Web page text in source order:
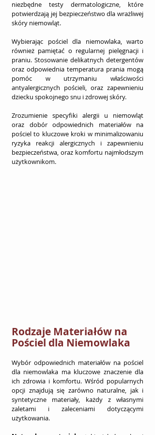
niezbędne testy dermatologiczne, które
potwierdzają jej bezpieczeństwo dla wrażliwej
skóry niemowląt.
Wybierając pościel dla niemowlaka, warto
również pamiętać o regularnej pielęgnacji i
praniu. Stosowanie delikatnych detergentów
oraz odpowiednia temperatura prania mogą
pomóc w utrzymaniu właściwości
antyalergicznych pościeli, oraz zapewnieniu
dziecku spokojnego snu i zdrowej skóry.
Zrozumienie specyfiki alergii u niemowląt
oraz dobór odpowiednich materiałów na
pościel to kluczowe kroki w minimalizowaniu
ryzyka reakcji alergicznych i zapewnieniu
bezpieczeństwa, oraz komfortu najmłodszym
użytkownikom.
Rodzaje Materiałów na
Pościel dla Niemowlaka
Wybór odpowiednich materiałów na pościel
dla niemowlaka ma kluczowe znaczenie dla
ich zdrowia i komfortu. Wśród popularnych
opcji znajdują się zarówno naturalne, jak i
syntetyczne materiały, każdy z własnymi
zaletami i zaleceniami dotyczącymi
użytkowania.